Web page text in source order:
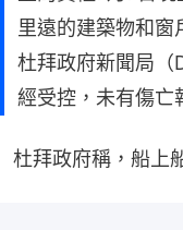
里遠的建築物和窗
杜拜政府新聞局
經受控，未有傷亡
杜拜政府稱，船上